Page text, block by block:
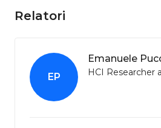
Relatori
EP
Emanuele
HCI Researcher